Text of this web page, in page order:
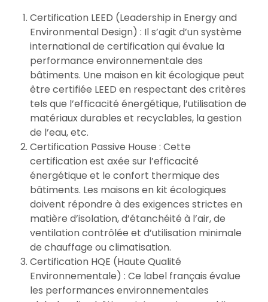
Certification LEED (Leadership in Energy and
Environmental Design) : Il s’agit d’un système
international de certification qui évalue la
performance environnementale des
bâtiments. Une maison en kit écologique peut
être certifiée LEED en respectant des critères
tels que l’efficacité énergétique, l’utilisation de
matériaux durables et recyclables, la gestion
de l’eau, etc.
Certification Passive House : Cette
certification est axée sur l’efficacité
énergétique et le confort thermique des
bâtiments. Les maisons en kit écologiques
doivent répondre à des exigences strictes en
matière d’isolation, d’étanchéité à l’air, de
ventilation contrôlée et d’utilisation minimale
de chauffage ou climatisation.
Certification HQE (Haute Qualité
Environnementale) : Ce label français évalue
les performances environnementales